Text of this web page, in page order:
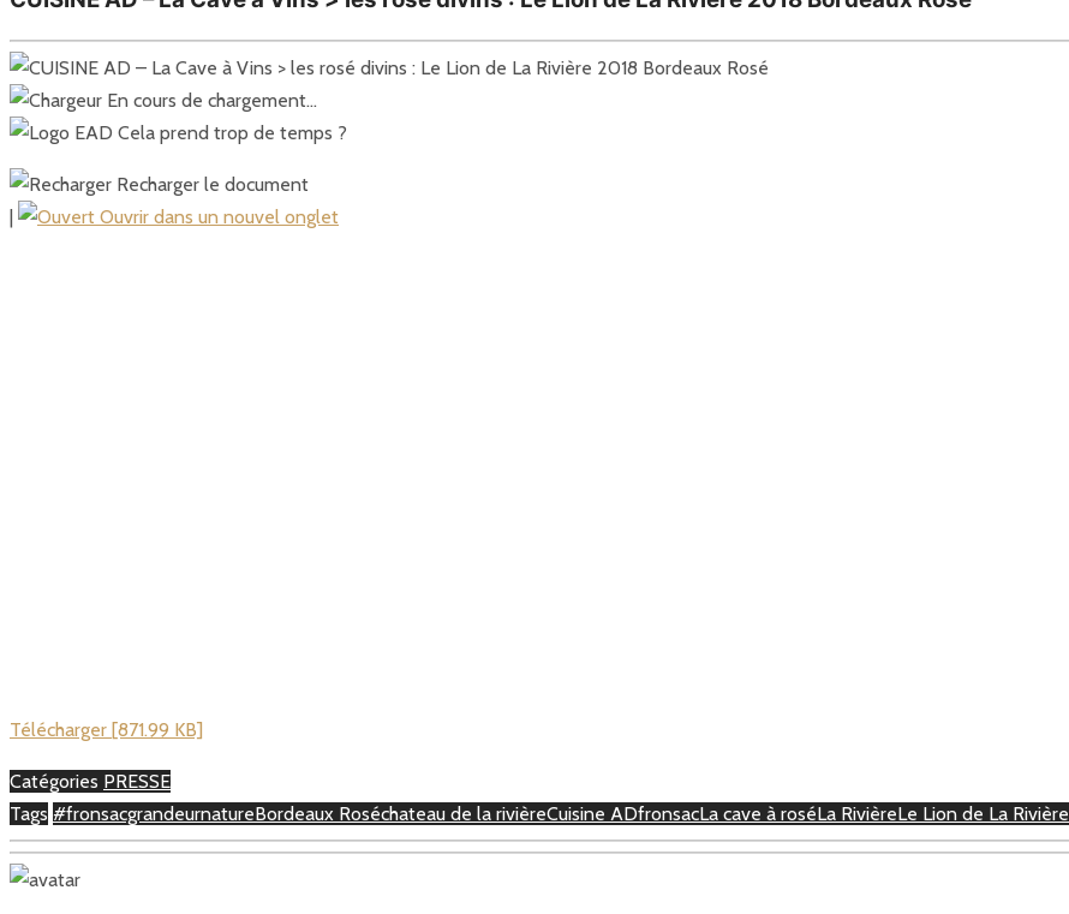
En cours de chargement…
Cela prend trop de temps ?
Recharger le document
Ouvrir dans un nouvel onglet
Télécharger [871.99 KB]
Catégories PRESSE
Tags #fronsacgrandeurnatureBordeaux Roséchateau de la rivièreCuisine ADfronsacLa cave à roséLa RivièreLe Lion de La Rivière